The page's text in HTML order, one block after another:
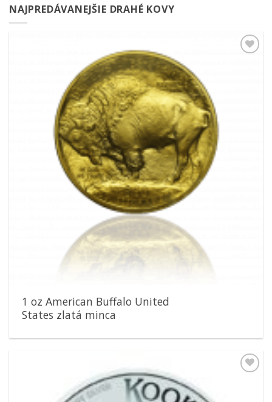
NAJPREDÁVANEJŠIE DRAHÉ KOVY
1 oz American Buffalo United
States zlatá minca